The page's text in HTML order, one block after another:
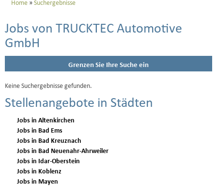
Home Suchergebnisse
Jobs von TRUCKTEC Automotive
GmbH
Grenzen Sie Ihre Suche ein
Keine Suchergebnisse gefunden.
Stellenangebote in Städten
Jobs in Altenkirchen
Jobs in Bad Ems
Jobs in Bad Kreuznach
Jobs in Bad Neuenahr-Ahrweiler
Jobs in Idar-Oberstein
Jobs in Koblenz
Jobs in Mayen